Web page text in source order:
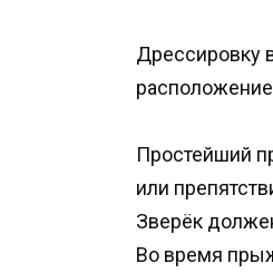
Дрессировку
Простейший
или
Зверёк
Во время